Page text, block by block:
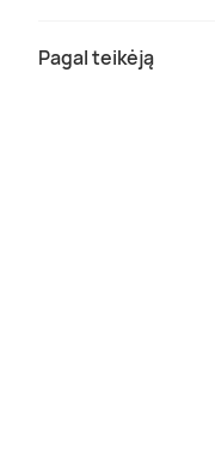
Pagal teikėją